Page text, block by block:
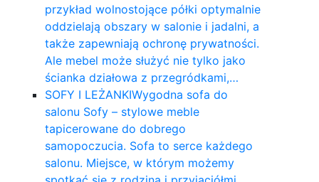
przykład wolnostojące półki optymalnie
oddzielają obszary w salonie i jadalni, a
także zapewniają ochronę prywatności.
Ale mebel może służyć nie tylko jako
ścianka działowa z przegródkami,…
SOFY I LEŻANKIWygodna sofa do
salonu Sofy – stylowe meble
tapicerowane do dobrego
samopoczucia. Sofa to serce każdego
salonu. Miejsce, w którym możemy